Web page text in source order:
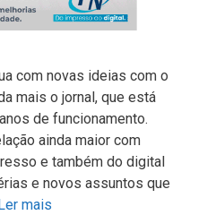
com novas ideias com o
mais o jornal, que está
de funcionamento.
ainda maior com
e também do digital
e novos assuntos que
mais